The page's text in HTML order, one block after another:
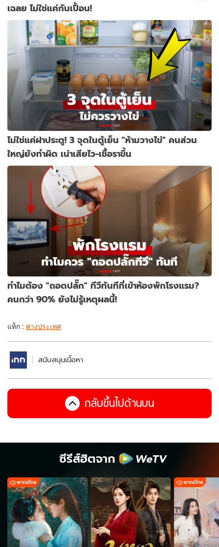
เฉลย ไม่ใช่แค่กันเปื้อน!
ไม่ใช่แค่ฝาประตู! 3 จุดในตู้เย็น "ห้ามวางไข่" คนส่วน
ใหญ่ยังทำผิด เน่าเสียไว-เชื้อราขึ้น
ทำไมต้อง "ถอดปลั๊ก" ทีวีทันทีที่เข้าห้องพักโรงแรม?
คนกว่า 90% ยังไม่รู้เหตุผลนี้!
แท็ก : ต่างประเทศ
สนับสนุนเนื้อหา
กลับขึ้นไปด้านบน
ซีรีส์ฮิตจาก